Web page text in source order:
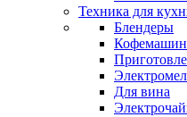
Техника для
Блендеры
Для вина